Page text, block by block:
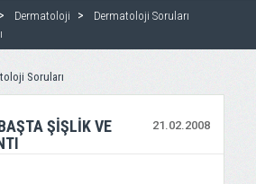
Dermatoloji
Dermatoloji Soruları
Soruları
21.02.2008
ŞIŞLIK VE